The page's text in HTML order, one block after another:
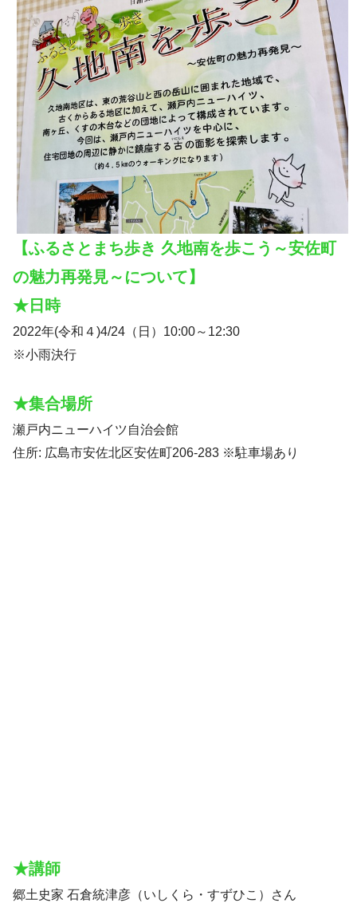
【ふるさとまち歩き 久地南を歩こう～安佐町
の魅力再発見～について】
★日時
2022年(令和４)4/24（日）10:00～12:30
※小雨決行
★集合場所
瀬戸内ニューハイツ自治会館
住所: 広島市安佐北区安佐町206-283 ※駐車場あり
★講師
郷土史家 石倉統津彦（いしくら・すずひこ）さん